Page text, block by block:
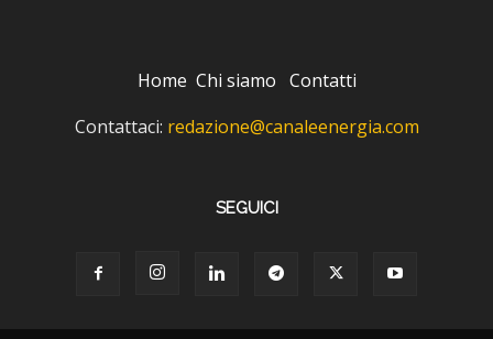
Home Chi siamo Contatti
Contattaci: redazione@canaleenergia.com
SEGUICI